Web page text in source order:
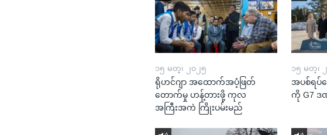
၁၅ မတ္၊ ၂၀၂၅
ရိုဟင်ဂျာ အထောက်အပံ့ဖြတ်
တောက်မှု ဟန့်တားဖို့ ကုလ
အကြီးအကဲ ကြိုးပမ်းမည်
၁၅ မတ္၊
အပစ်ရပ်
ကို G7